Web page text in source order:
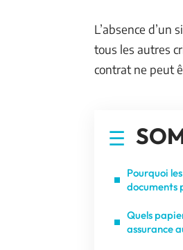
L’absence
tous les autres
contrat ne peut
Pourquoi
documents
Quels
assurance